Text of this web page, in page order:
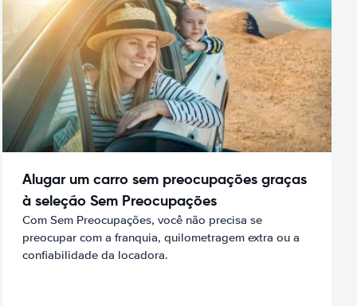
Alugar um carro sem preocupações graças
à seleção Sem Preocupações
Com Sem Preocupações, você não precisa se
preocupar com a franquia, quilometragem extra ou a
confiabilidade da locadora.